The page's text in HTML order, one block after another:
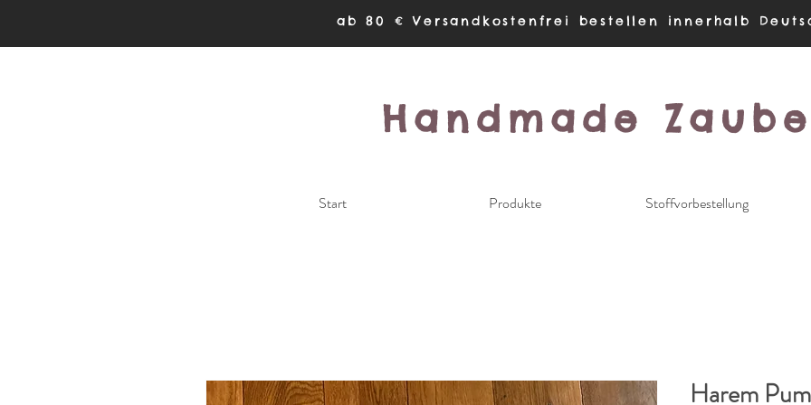
ab 80 € Versandkostenfrei bestellen innerhalb
Handmade
Start Produkte Stoffvorbestellung
Harem